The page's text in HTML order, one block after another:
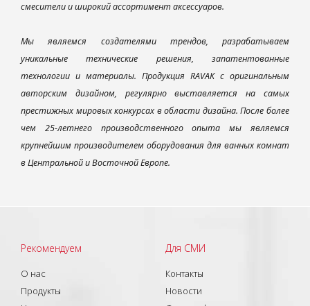
смесители и широкий ассортимент аксессуаров.
Мы являемся создателями трендов, разрабатываем
уникальные технические решения, запатентованные
технологии и материалы. Продукция RAVAK с оригинальным
авторским дизайном, регулярно выставляется на самых
престижных мировых конкурсах в области дизайна. После более
чем 25-летнего производственного опыта мы являемся
крупнейшим производителем оборудования для ванных комнат
в Центральной и Восточной Европе.
Рекомендуем
О нас
Продукты
Для СМИ
Контакты
Новости